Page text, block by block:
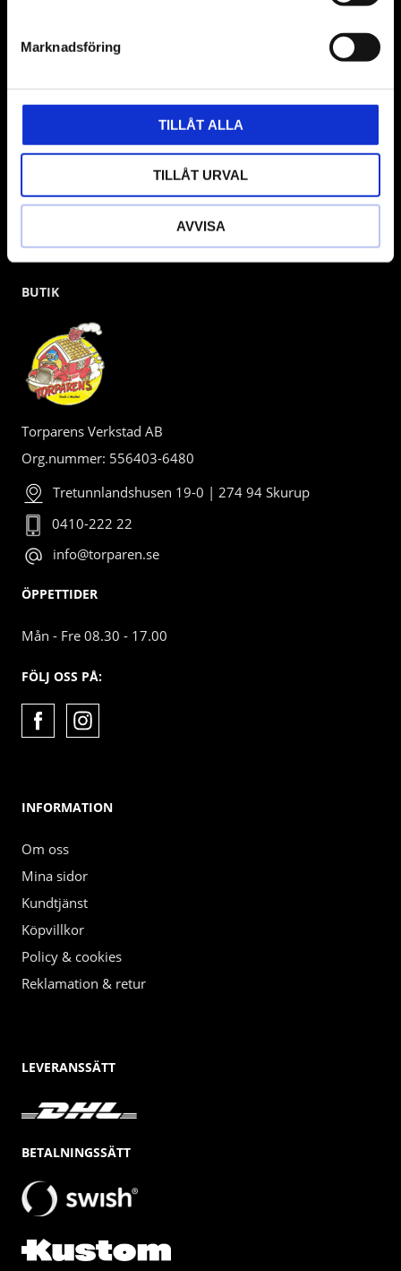
Marknadsföring
TILLÅT ALLA
TILLÅT URVAL
AVVISA
& däckmaskiner och Master luftmaskiner. Kontakta oss
gärna om vad som helst då vi gör vårt yttersta för att hjälpa
kunden.
BUTIK
Torparens Verkstad AB
Org.nummer: 556403-6480
Tretunnlandshusen 19-0 | 274 94 Skurup
0410-222 22
info@torparen.se
ÖPPETTIDER
Mån - Fre 08.30 - 17.00
FÖLJ OSS PÅ:
INFORMATION
Om oss
Mina sidor
Kundtjänst
Köpvillkor
Policy & cookies
Reklamation & retur
LEVERANSSÄTT
BETALNINGSSÄTT